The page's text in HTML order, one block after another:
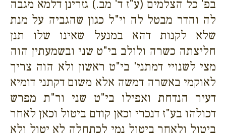
בפ' כל הצלמים (ע"ז ד' מב.) גזרינן דלמא מגבה
לה והדר מבטל לה וי"ל כגון שהגביה על מנת
שלא לקנות דהא במנעל שאינו שלו תנן
חליצתה כשרה ולולב בי"ט שני ובשמעתין הוה
מצי לשנויי דמתני' בי"ט ראשון ולא הוה צריך
לאוקמי באשרה דמשה אלא משום דקתני דומיא
דעיר הנדחת ואפילו בי"ט שני ור"ת מפרש
דכולהו בע"ז דנכרי וכאן קודם ביטול וכאן לאחר
ביטול ולאחר ביטול נמי לכתחלה לא יטול ולא